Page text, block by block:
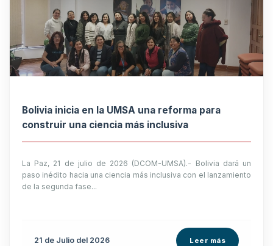
Bolivia inicia en la UMSA una reforma para
construir una ciencia más inclusiva
La Paz, 21 de julio de 2026 (DCOM-UMSA).- Bolivia dará un
paso inédito hacia una ciencia más inclusiva con el lanzamiento
de la segunda fase...
21 de Julio del 2026 Leer más